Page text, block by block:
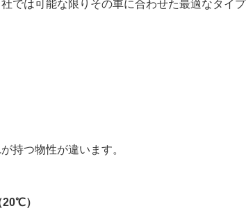
では可能な限りその車に合わせた最適なタイ
持つ物性が違います。
）